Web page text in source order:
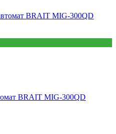
BRAIT MIG-300QD